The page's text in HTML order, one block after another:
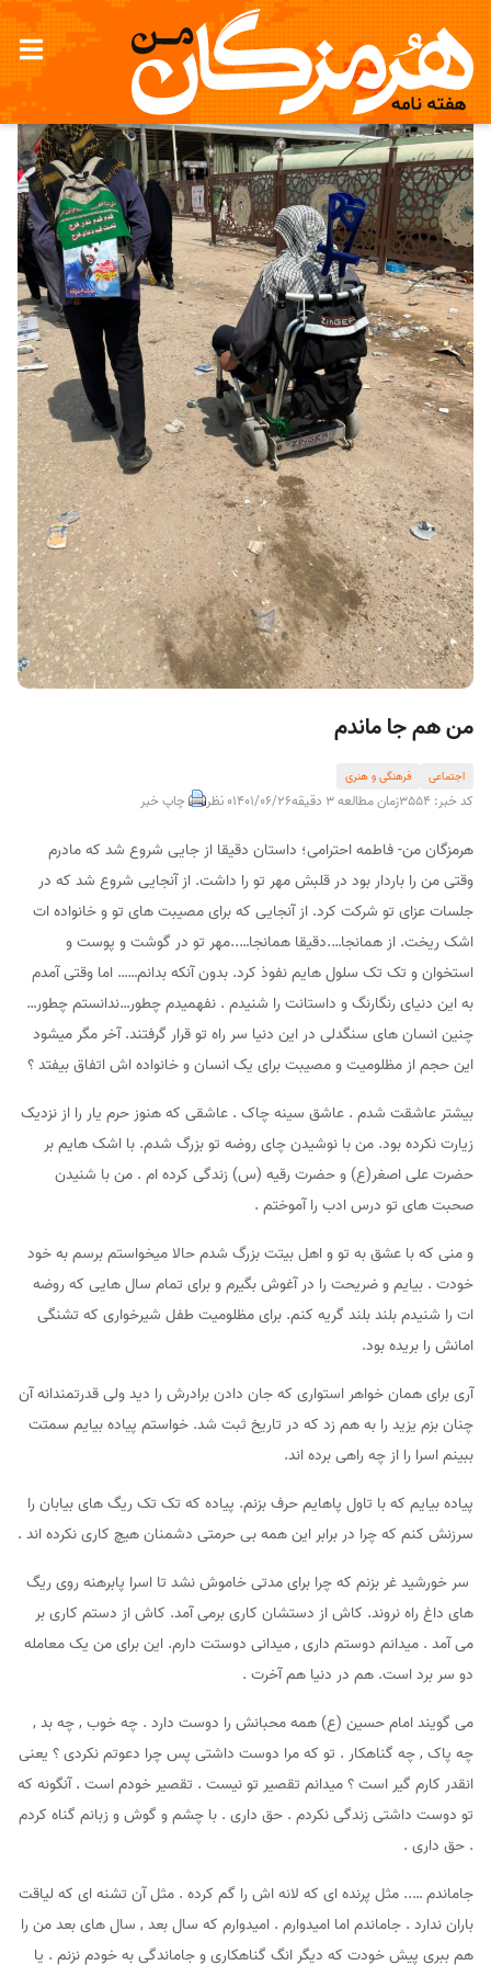
من هم جا ماندم
اجتماعی فرهنگی و هنری
کد خبر: 3554 زمان مطالعه 3 دقیقه 1401/06/260 نظر چاپ خبر
هرمزگان من- فاطمه احترامی؛ داستان دقیقا از جایی شروع شد که مادرم
وقتی من را باردار بود در قلبش مهر تو را داشت. از آنجایی شروع شد که در
جلسات عزای تو شرکت کرد. از آنجایی که برای مصیبت های تو و خانواده ات
اشک ریخت. از همانجا….دقیقا همانجا…..مهر تو در گوشت و پوست و
استخوان و تک تک سلول هایم نفوذ کرد. بدون آنکه بدانم…… اما وقتی آمدم
به این دنیای رنگارنگ و داستانت را شنیدم . نفهمیدم چطور…ندانستم چطور…
چنین انسان های سنگدلی در این دنیا سر راه تو قرار گرفتند. آخر مگر میشود
این حجم از مظلومیت و مصیبت برای یک انسان و خانواده اش اتفاق بیفتد ؟
بیشتر عاشقت شدم . عاشق سینه چاک . عاشقی که هنوز حرم یار را از نزدیک
زیارت نکرده بود. من با نوشیدن چای روضه تو بزرگ شدم. با اشک هایم بر
حضرت علی اصغر(ع) و حضرت رقیه (س) زندگی کرده ام . من با شنیدن
صحبت های تو درس ادب را آموختم .
و منی که با عشق به تو و اهل بیتت بزرگ شدم حالا میخواستم برسم به خود
خودت . بیایم و ضریحت را در آغوش بگیرم و برای تمام سال هایی که روضه
ات را شنیدم بلند بلند گریه کنم. برای مظلومیت طفل شیرخواری که تشنگی
امانش را بریده بود.
آری برای همان خواهر استواری که جان دادن برادرش را دید ولی قدرتمندانه آن
چنان بزم یزید را به هم زد که در تاریخ ثبت شد. خواستم پیاده بیایم سمتت
ببینم اسرا را از چه راهی برده اند.
پیاده بیایم که با تاول پاهایم حرف بزنم. پیاده که تک تک ریگ های بیابان را
سرزنش کنم که چرا در برابر این همه بی حرمتی دشمنان هیچ کاری نکرده اند .
سر خورشید غر بزنم که چرا برای مدتی خاموش نشد تا اسرا پابرهنه روی ریگ
های داغ راه نروند. کاش از دستشان کاری برمی آمد. کاش از دستم کاری بر
می آمد . میدانم دوستم داری , میدانی دوستت دارم. این برای من یک معامله
دو سر برد است. هم در دنیا هم آخرت .
می گویند امام حسین (ع) همه محبانش را دوست دارد . چه خوب , چه بد ,
چه پاک , چه گناهکار . تو که مرا دوست داشتی پس چرا دعوتم نکردی ؟ یعنی
انقدر کارم گیر است ؟ میدانم تقصیر تو نیست . تقصیر خودم است . آنگونه که
تو دوست داشتی زندگی نکردم . حق داری . با چشم و گوش و زبانم گناه کردم
. حق داری .
جاماندم ….. مثل پرنده ای که لانه اش را گم کرده . مثل آن تشنه ای که لیاقت
باران ندارد . جاماندم اما امیدوارم . امیدوارم که سال بعد , سال های بعد من را
هم ببری پیش خودت که دیگر انگ گناهکاری و جاماندگی به خودم نزنم . یا